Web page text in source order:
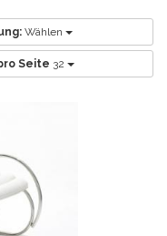
Wählen
Seite 32